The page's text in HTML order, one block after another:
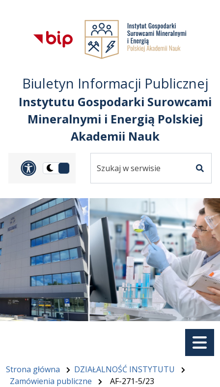
Przejdź do
głównego menu
Przejdź do treści
Przejdź do mapy
serwisu
Biuletyn Informacji Publicznej
Instytutu Gospodarki Surowcami
Mineralnymi i Energią Polskiej
Akademii Nauk
Panel dostosowania
Przełącz
ciemną
serwisie
Menu
Strona główna
DZIAŁALNOŚĆ INSTYTUTU
Zamówienia publiczne
AF-271-5/23